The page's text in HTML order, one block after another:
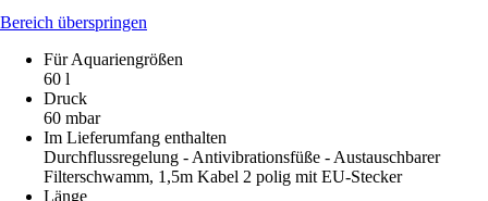
Bereich überspringen
Für Aquariengrößen
60 l
Druck
60 mbar
Im Lieferumfang enthalten
Durchflussregelung - Antivibrationsfüße - Austauschbarer
Filterschwamm, 1,5m Kabel 2 polig mit EU-Stecker
Länge